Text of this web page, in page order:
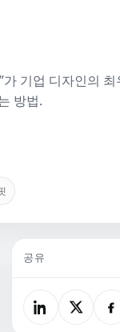
기업 디자인의 최
방법.
공유